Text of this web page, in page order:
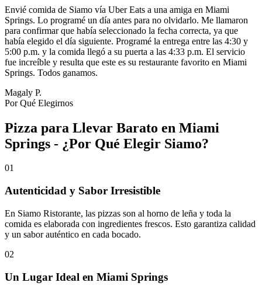
Envié comida de Siamo vía Uber Eats a una amiga en Miami
Springs. Lo programé un día antes para no olvidarlo. Me llamaron
para confirmar que había seleccionado la fecha correcta, ya que
había elegido el día siguiente. Programé la entrega entre las 4:30 y
5:00 p.m. y la comida llegó a su puerta a las 4:33 p.m. El servicio
fue increíble y resulta que este es su restaurante favorito en Miami
Springs. Todos ganamos.
Magaly P.
Por Qué Elegirnos
Pizza para Llevar Barato en Miami
Springs - ¿Por Qué Elegir Siamo?
01
Autenticidad y Sabor Irresistible
En Siamo Ristorante, las pizzas son al horno de leña y toda la
comida es elaborada con ingredientes frescos. Esto garantiza calidad
y un sabor auténtico en cada bocado.
02
Un Lugar Ideal en Miami Springs